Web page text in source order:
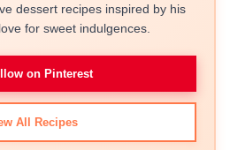
dessert recipes inspired by his
for sweet indulgences.
on Pinterest
All Recipes